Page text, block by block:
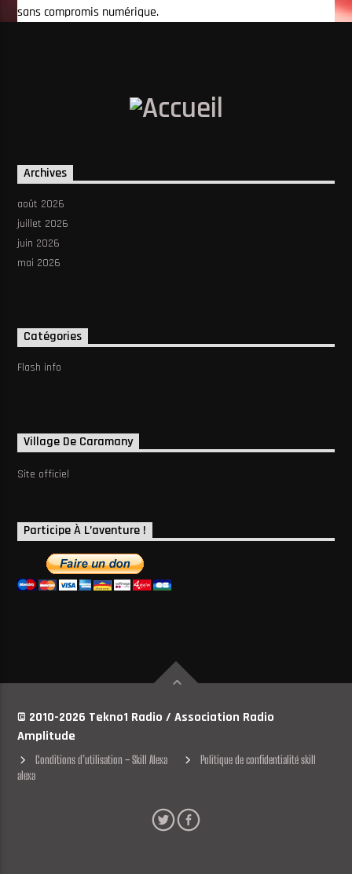
sans compromis numérique.
Archives
août 2026
juillet 2026
juin 2026
mai 2026
Catégories
Flash info
Village De Caramany
Site officiel
Participe À L’aventure !
© 2010-2026 Tekno1 Radio / Association Radio
Amplitude
Conditions d’utilisation – Skill Alexa
Politique de confidentialité skill
alexa